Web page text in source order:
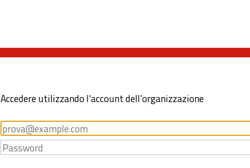
Accedere utilizzando l'account dell'organizzazione